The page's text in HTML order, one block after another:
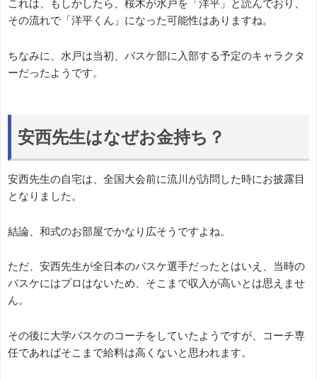
これは、もしかしたら、桜木が水戸を「洋平」と読んでおり、
その流れで「洋平くん」になった可能性はありますね。
ちなみに、水戸は当初、バスケ部に入部する予定のキャラクタ
ーだったようです。
安西先生はなぜお金持ち？
安西先生の自宅は、全国大会前に流川が訪問した時にお披露目
となりました。
結論、和式のお部屋でかなり広そうですよね。
ただ、安西先生が全日本のバスケ選手だったとはいえ、当時の
バスケにはプロはないため、そこまで収入が高いとは思えませ
ん。
その後に大学バスケのコーチをしていたようですが、コーチ専
任であればそこまで給料は高くないと思われます。